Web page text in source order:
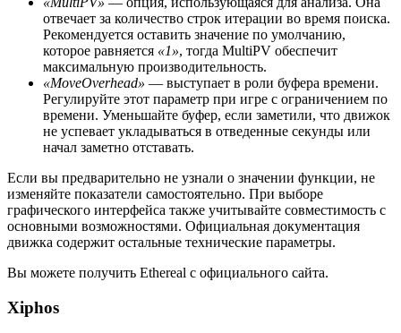
отвечает за количество строк итерации во время поиска.
Рекомендуется оставить значение по умолчанию,
которое равняется «1», тогда MultiPV обеспечит
максимальную производительность.
«MoveOverhead» — выступает в роли буфера времени.
Регулируйте этот параметр при игре с ограничением по
времени. Уменьшайте буфер, если заметили, что движок
не успевает укладываться в отведенные секунды или
начал заметно отставать.
Если вы предварительно не узнали о значении функции, не
изменяйте показатели самостоятельно. При выборе
графического интерфейса также учитывайте совместимость с
основными возможностями. Официальная документация
движка содержит остальные технические параметры.
Вы можете получить Ethereal с официального сайта.
Xiphos